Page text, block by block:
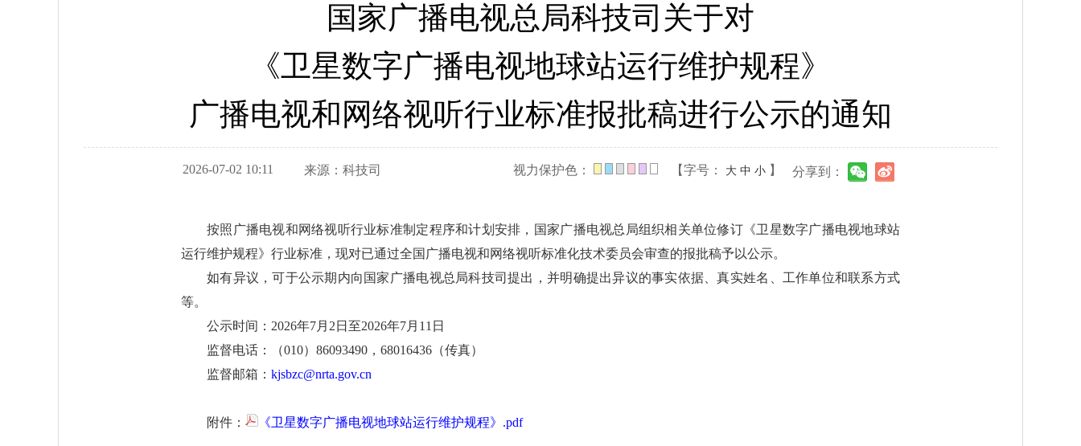
国家广播电视总局科技司关于对
《卫星数字广播电视地球站运行维护规程》
广播电视和网络视听行业标准报批稿进行公示的通知
2026-07-02 10:11 来源： 科技司 视力保护色： 【字号： 大 中 小 】 分享到：
按照广播电视和网络视听行业标准制定程序和计划安排，国家广播电视总局组织相关单位修订《卫星数字广播电视地球站
运行维护规程》行业标准，现对已通过全国广播电视和网络视听标准化技术委员会审查的报批稿予以公示。
如有异议，可于公示期内向国家广播电视总局科技司提出，并明确提出异议的事实依据、真实姓名、工作单位和联系方式
等。
公示时间：2026年7月2日至2026年7月11日
监督电话：（010）86093490，68016436（传真）
监督邮箱： kjsbzc@nrta.gov.cn
附件： 《卫星数字广播电视地球站运行维护规程》.pdf